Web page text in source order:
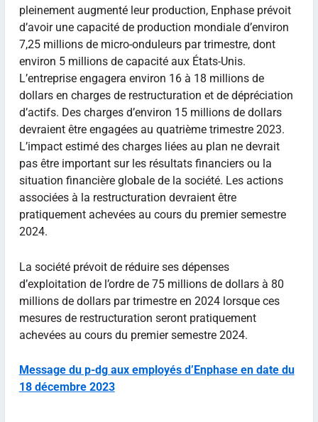
pleinement augmenté leur production, Enphase prévoit
d’avoir une capacité de production mondiale d’environ
7,25 millions de micro-onduleurs par trimestre, dont
environ 5 millions de capacité aux États-Unis.
L’entreprise engagera environ 16 à 18 millions de
dollars en charges de restructuration et de dépréciation
d’actifs. Des charges d’environ 15 millions de dollars
devraient être engagées au quatrième trimestre 2023.
L’impact estimé des charges liées au plan ne devrait
pas être important sur les résultats financiers ou la
situation financière globale de la société. Les actions
associées à la restructuration devraient être
pratiquement achevées au cours du premier semestre
2024.
La société prévoit de réduire ses dépenses
d’exploitation de l’ordre de 75 millions de dollars à 80
millions de dollars par trimestre en 2024 lorsque ces
mesures de restructuration seront pratiquement
achevées au cours du premier semestre 2024.
Message du p-dg aux employés d’Enphase en date du
18 décembre 2023